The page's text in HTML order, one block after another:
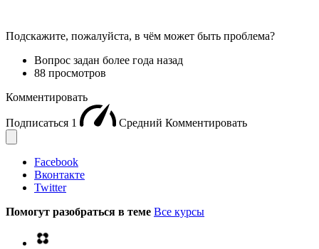
Подскажите, пожалуйста, в чём может быть проблема?
Вопрос задан более года назад
88 просмотров
Комментировать
Подписаться 1 Средний Комментировать
Facebook
Вконтакте
Twitter
Помогут разобраться в теме Все курсы